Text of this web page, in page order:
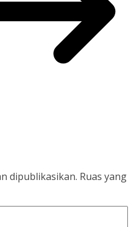
dipublikasikan. Ruas yang